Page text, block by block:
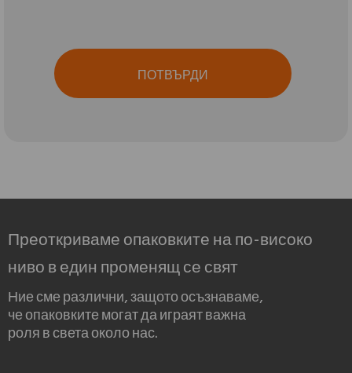
ПОТВЪРДИ
Преоткриваме опаковките на по-високо
ниво в един променящ се свят
Ние сме различни, защото осъзнаваме,
че опаковките могат да играят важна
роля в света около нас.